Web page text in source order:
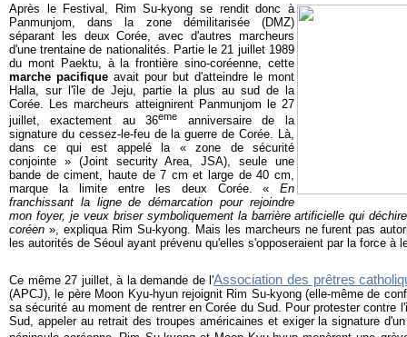
Après le Festival, Rim Su-kyong se rendit donc à
Panmunjom, dans la zone démilitarisée (DMZ)
séparant les deux Corée, avec d'autres marcheurs
d'une trentaine de nationalités. Partie le 21 juillet 1989
du mont Paektu, à la frontière sino-coréenne, cette
marche pacifique avait pour but d'atteindre le mont
Halla, sur l'île de Jeju, partie la plus au sud de la
Corée. Les marcheurs atteignirent Panmunjom le 27
juillet, exactement au 36eme
anniversaire de la
signature du cessez-le-feu de la guerre de Corée. Là,
dans ce qui est appelé la « zone de sécurité
conjointe » (Joint security Area, JSA), seule une
bande de ciment, haute de 7 cm et large de 40 cm,
marque la limite entre les deux Corée.
« En
franchissant la ligne de démarcation pour rejoindre
mon foyer, je veux briser symboliquement la barrière artificielle qui
coréen », expliqua Rim Su-kyong. Mais l es marcheurs ne furent pas
les autorités de Séoul ayant prévenu qu'elles s'opposeraient par la force à
Ce même 27 juillet, à la demande de l'Association des prêtres
(APCJ), le père Moon Kyu-hyun rejoignit Rim Su-kyong (elle-même de
sa sécurité au moment de rentrer en Corée du Sud.
Pour protester contre
Sud, appeler au retrait des troupes américaines et exiger la signature